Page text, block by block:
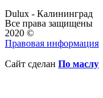
Dulux - Калининград
Все права защищены
2020 ©
Правовая информация
Сайт сделан По маслу